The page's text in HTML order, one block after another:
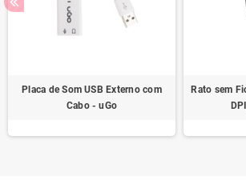
Placa de Som USB Externo com
Cabo - uGo
Rato sem